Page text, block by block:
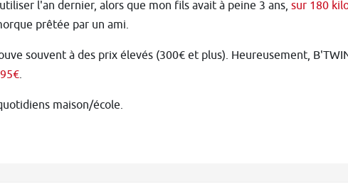
l'an dernier, alors que mon fils avait à peine 3 ans, sur 180
prêtée par un ami.
souvent à des prix élevés (300€ et plus). Heureusement,
.
maison/école.